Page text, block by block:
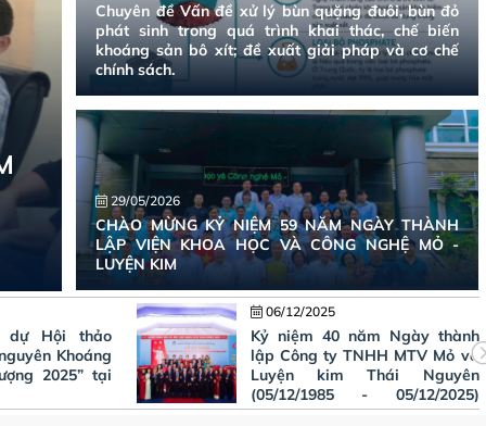
Chuyên đề Vấn đề xử lý bùn quặng đuôi, bùn đỏ
phát sinh trong quá trình khai thác, chế biến
khoáng sản bô xít; đề xuất giải pháp và cơ chế
chính sách.
29/05/2026
CHÀO MỪNG KỶ NIỆM 59 NĂM NGÀY THÀNH
LẬP VIỆN KHOA HỌC VÀ CÔNG NGHỆ MỎ -
LUYỆN KIM
Ngày thành
MTV Mỏ và
Nguyên
năm bền bỉ,
14/11/2025
ĐẠI HỘI CÔNG ĐOÀN VIỆN
KHOA HỌC VÀ CÔNG NGHỆ
MỎ - LUYỆN KIM LẦN THỨ
XXIV, NHIỆM KỲ 2025-2030